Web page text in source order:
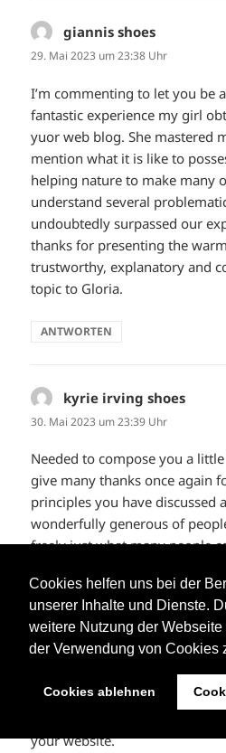
Cookies helfen uns bei der
unserer Inhalte und Dienste.
weitere Nutzung der Webseite
der Verwendung von Cookies
Cookies ablehnen
giannis shoes
29. Mai 2023 um 23:38 Uhr
I’m commenting to let you be
fantastic experience my girl
yuor web blog. She mastered
mention what it is like to
helping nature to make many
understand several
undoubtedly surpassed our
thanks for presenting the
trustworthy, explanatory and
topic to Gloria.
ANTWORTEN
kyrie irving shoes
30. Mai 2023 um 23:39 Uhr
Needed to compose you a
give many thanks once again
principles you have discussed
wonderfully generous of
freely just what many people
themselves, most notably
possibly have tried it if you ever
strategies also acted like a
other individuals have a
own to know significantly
matter. I think there are
opportunities in the future for
your website.